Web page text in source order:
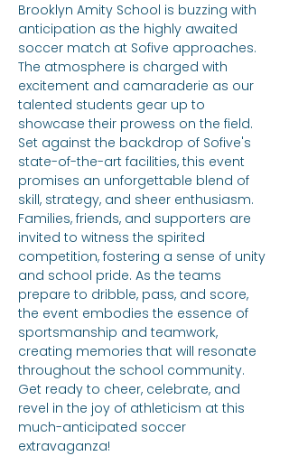
Brooklyn Amity School is buzzing with
anticipation as the highly awaited
soccer match at Sofive approaches.
The atmosphere is charged with
excitement and camaraderie as our
talented students gear up to
showcase their prowess on the field.
Set against the backdrop of Sofive's
state-of-the-art facilities, this event
promises an unforgettable blend of
skill, strategy, and sheer enthusiasm.
Families, friends, and supporters are
invited to witness the spirited
competition, fostering a sense of unity
and school pride. As the teams
prepare to dribble, pass, and score,
the event embodies the essence of
sportsmanship and teamwork,
creating memories that will resonate
throughout the school community.
Get ready to cheer, celebrate, and
revel in the joy of athleticism at this
much-anticipated soccer
extravaganza!